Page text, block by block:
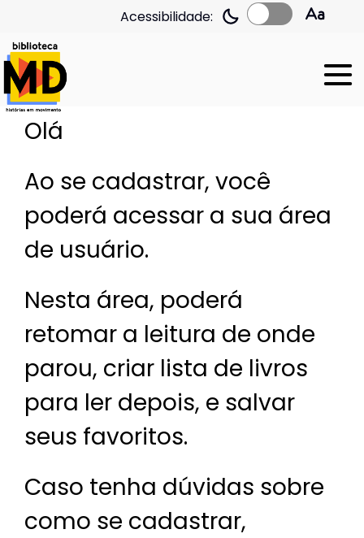
Acessibilidade:
Olá
Ao se cadastrar, você
poderá acessar a sua área
de usuário.
Nesta área, poderá
retomar a leitura de onde
parou, criar lista de livros
para ler depois, e salvar
seus favoritos.
Caso tenha dúvidas sobre
como se cadastrar,